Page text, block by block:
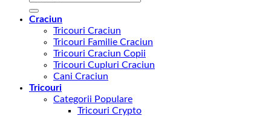
Craciun
Tricouri Craciun
Tricouri Familie Craciun
Tricouri Craciun Copii
Tricouri Cupluri Craciun
Cani Craciun
Tricouri
Categorii Populare
Tricouri Crypto